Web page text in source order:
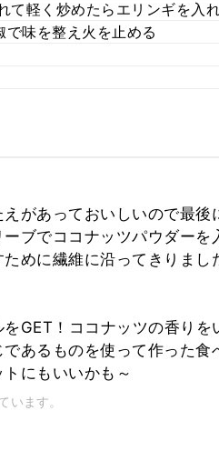
て軽く炒めたらエリンギを入
味を整え火を止める
があっておいしいので最後
ブでココナッツパウダーを
めに繊維に沿ってきりまし
GET！ココナッツの香り
あるものを使って作った食
にもいいかも～
います。